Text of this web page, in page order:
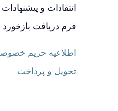
انتقادات و پیشنهادات
فرم دریافت بازخورد
اطلاعیه حریم
تحویل و پرداخت